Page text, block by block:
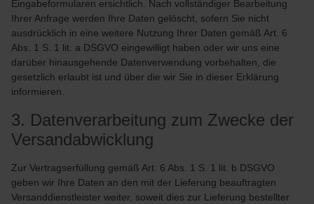
Eingabeformularen ersichtlich. Nach vollständiger Bearbeitung
Ihrer Anfrage werden Ihre Daten gelöscht, sofern Sie nicht
ausdrücklich in eine weitere Nutzung Ihrer Daten gemäß Art. 6
Abs. 1 S. 1 lit. a DSGVO eingewilligt haben oder wir uns eine
darüber hinausgehende Datenverwendung vorbehalten, die
gesetzlich erlaubt ist und über die wir Sie in dieser Erklärung
informieren.
3. Datenverarbeitung zum Zwecke der
Versandabwicklung
Zur Vertragserfüllung gemäß Art. 6 Abs. 1 S. 1 lit. b DSGVO
geben wir Ihre Daten an den mit der Lieferung beauftragten
Versanddienstleister weiter, soweit dies zur Lieferung bestellter